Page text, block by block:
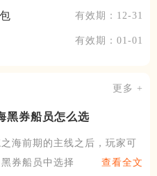
有效期：12-31
有效期：01-01
更多 +
黑券船员怎么选
海前期的主线之后，玩家可
券船员中选择一个
查看全文